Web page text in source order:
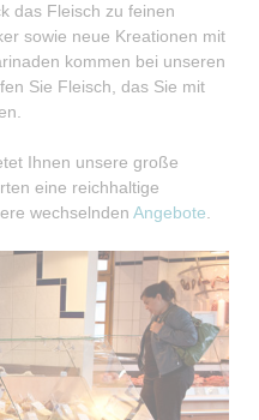
das Fleisch zu feinen
sowie neue Kreationen mit
kommen bei unseren
Sie Fleisch, das Sie mit
Ihnen unsere große
eine reichhaltige
wechselnden Angebote.